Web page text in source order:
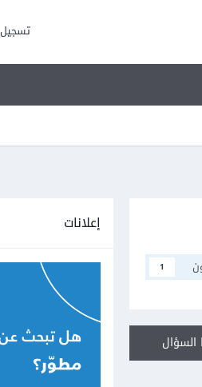
1
إعلانات